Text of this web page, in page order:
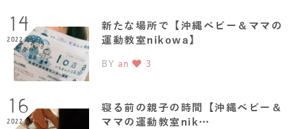
14
2022.06
新たな場所で【沖縄ベビー＆ママの
運動教室nikowa】
BY an 3
16
2022.05
寝る前の親子の時間【沖縄ベビー＆
ママの運動教室nik…